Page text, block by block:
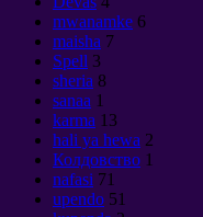
mwanamke 6
maisha 7
Spell 3
sheria 8
sanaa 1
karma 13
hali ya hewa 2
Колдовство 1
nafasi 71
upendo 51